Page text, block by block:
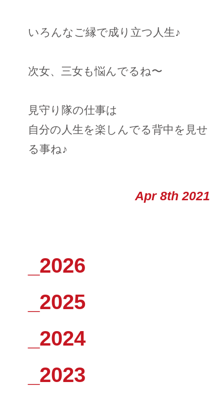
いろんなご縁で成り立つ人生♪
次女、三女も悩んでるね〜
見守り隊の仕事は
自分の人生を楽しんでる背中を見せ
る事ね♪
Apr 8th 2021
_2026
_2025
_2024
_2023